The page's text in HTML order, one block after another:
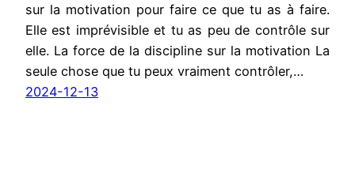
sur la motivation pour faire ce que tu as à faire.
Elle est imprévisible et tu as peu de contrôle sur
elle. La force de la discipline sur la motivation La
seule chose que tu peux vraiment contrôler,…
2024-12-13